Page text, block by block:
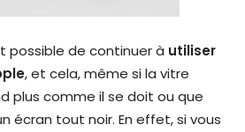
possible de continuer à utiliser
, et cela, même si la vitre
plus comme il se doit ou que
écran tout noir. En effet, si vous